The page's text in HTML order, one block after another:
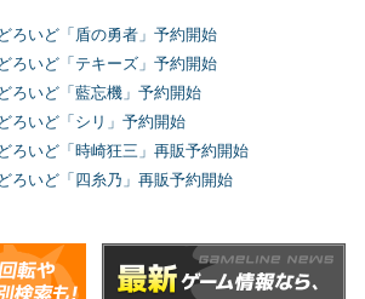
ろいど「盾の勇者」予約開始
ろいど「テキーズ」予約開始
ろいど「藍忘機」予約開始
ろいど「シリ」予約開始
ろいど「時崎狂三」再販予約開始
ろいど「四糸乃」再販予約開始